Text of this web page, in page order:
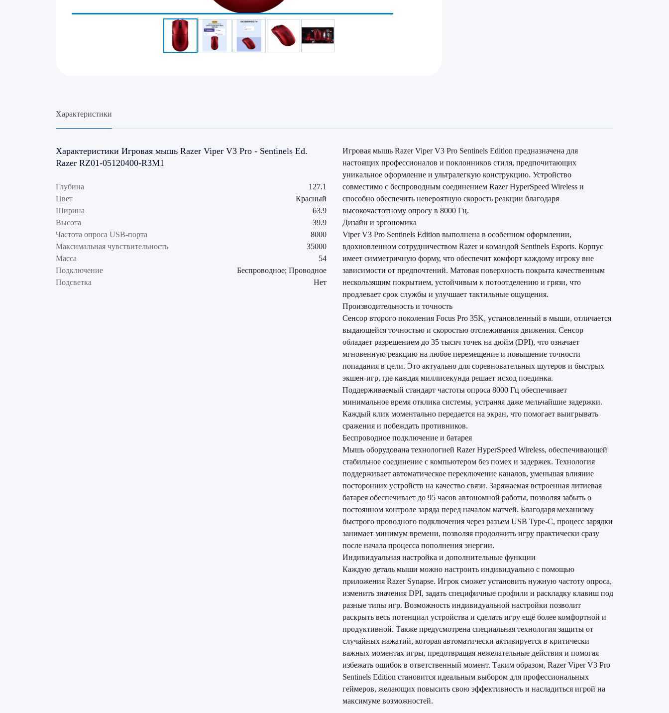
Характеристики
Характеристики Игровая мышь Razer Viper V3 Pro - Sentinels Ed.
Razer RZ01-05120400-R3M1
Глубина
127.1
Цвет
Красный
Ширина
63.9
Высота
39.9
Частота опроса USB-порта
8000
Максимальная чувствительность
35000
Масса
54
Подключение
Беспроводное; Проводное
Подсветка
Нет
Игровая мышь Razer Viper V3 Pro Sentinels Edition предназначена для
настоящих профессионалов и поклонников стиля, предпочитающих
уникальное оформление и ультралегкую конструкцию. Устройство
совместимо с беспроводным соединением Razer HyperSpeed Wireless и
способно обеспечить невероятную скорость реакции благодаря
высокочастотному опросу в 8000 Гц.
Дизайн и эргономика
Viper V3 Pro Sentinels Edition выполнена в особенном оформлении,
вдохновленном сотрудничеством Razer и командой Sentinels Esports. Корпус
имеет симметричную форму, что обеспечит комфорт каждому игроку вне
зависимости от предпочтений. Матовая поверхность покрыта качественным
нескользящим покрытием, устойчивым к потоотделению и грязи, что
продлевает срок службы и улучшает тактильные ощущения.
Производительность и точность
Сенсор второго поколения Focus Pro 35K, установленный в мыши, отличается
выдающейся точностью и скоростью отслеживания движения. Сенсор
обладает разрешением до 35 тысяч точек на дюйм (DPI), что означает
мгновенную реакцию на любое перемещение и повышение точности
попадания в цели. Это актуально для соревновательных шутеров и быстрых
экшен-игр, где каждая миллисекунда решает исход поединка.
Поддерживаемый стандарт частоты опроса 8000 Гц обеспечивает
минимальное время отклика системы, устраняя даже мельчайшие задержки.
Каждый клик моментально передается на экран, что помогает выигрывать
сражения и побеждать противников.
Беспроводное подключение и батарея
Мышь оборудована технологией Razer HyperSpeed Wireless, обеспечивающей
стабильное соединение с компьютером без помех и задержек. Технология
поддерживает автоматическое переключение каналов, уменьшая влияние
посторонних устройств на качество связи. Заряжаемая встроенная литиевая
батарея обеспечивает до 95 часов автономной работы, позволяя забыть о
постоянном контроле заряда перед началом матчей. Благодаря механизму
быстрого проводного подключения через разъем USB Type-C, процесс зарядки
занимает минимум времени, позволяя продолжить игру практически сразу
после начала процесса пополнения энергии.
Индивидуальная настройка и дополнительные функции
Каждую деталь мыши можно настроить индивидуально с помощью
приложения Razer Synapse. Игрок сможет установить нужную частоту опроса,
изменить значения DPI, задать специфичные профили и раскладку клавиш под
разные типы игр. Возможность индивидуальной настройки позволит
раскрыть весь потенциал устройства и сделать игру ещё более комфортной и
продуктивной. Также предусмотрена специальная технология защиты от
случайных нажатий, которая автоматически активируется в критически
важных моментах игры, предотвращая нежелательные действия и помогая
избежать ошибок в ответственный момент. Таким образом, Razer Viper V3 Pro
Sentinels Edition становится идеальным выбором для профессиональных
геймеров, желающих повысить свою эффективность и насладиться игрой на
максимуме возможностей.